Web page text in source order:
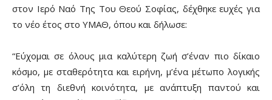
στον Ιερό Ναό Της Του Θεού Σοφίας, δέχθηκε ευχές για
το νέο έτος στο ΥΜΑΘ, όπου και δήλωσε:
“Εύχομαι σε όλους μια καλύτερη ζωή σ’έναν πιο δίκαιο
κόσμο, με σταθερότητα και ειρήνη, μ’ένα μέτωπο λογικής
σ’όλη τη διεθνή κοινότητα, με ανάπτυξη παντού και